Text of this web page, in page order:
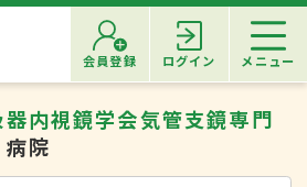
会員登録 ログイン メニュー
内視鏡学会気管支鏡専門
院